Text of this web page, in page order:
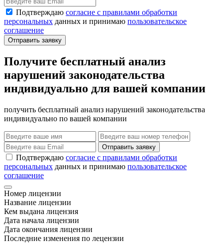
Подтверждаю согласие с правилами обработки
персональных данных и принимаю пользовательское
соглашение
Отправить заявку
Получите бесплатный анализ
нарушений законодательства
индивидуально для вашей компании
получить бесплатный анализ нарушений законодательства
индивидуально по вашей компании
Отправить заявку
Подтверждаю согласие с правилами обработки
персональных данных и принимаю пользовательское
соглашение
Номер лицензии
Название лицензии
Кем выдана лицензия
Дата начала лицензии
Дата окончания лицензии
Последние изменения по лецензии